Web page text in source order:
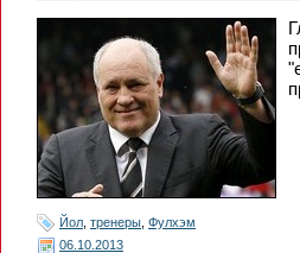
Йол тренеры Фулхэм
06.10.2013